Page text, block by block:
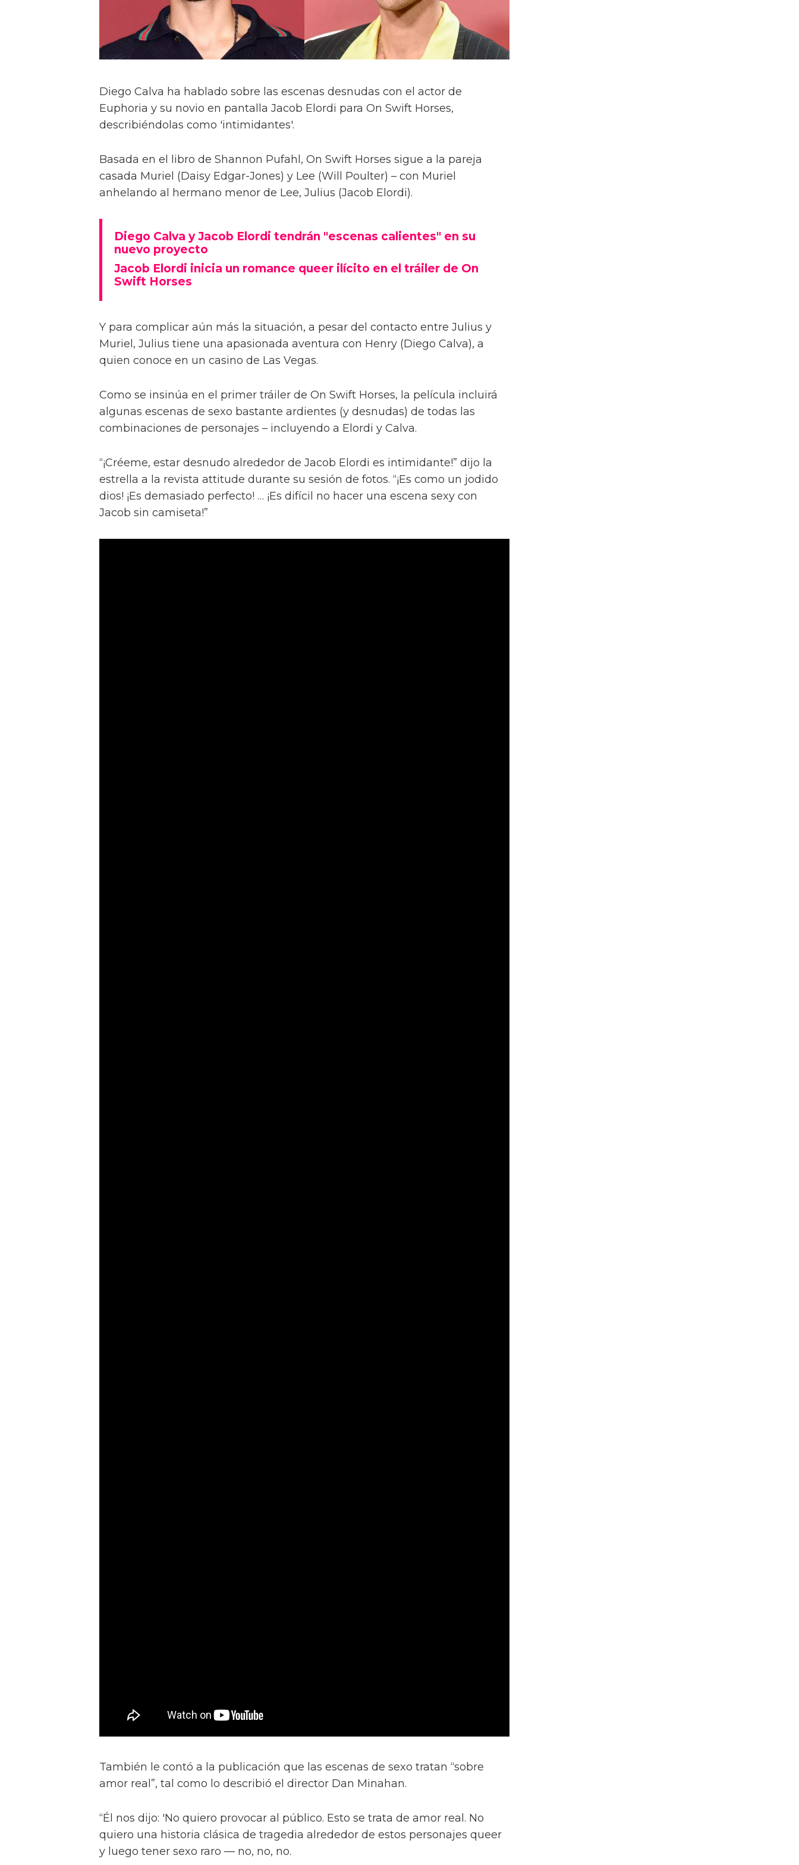
Diego Calva ha hablado sobre las escenas desnudas con el actor de
Euphoria y su novio en pantalla Jacob Elordi para On Swift Horses,
describiéndolas como 'intimidantes'.
Basada en el libro de Shannon Pufahl, On Swift Horses sigue a la pareja
casada Muriel (Daisy Edgar-Jones) y Lee (Will Poulter) – con Muriel
anhelando al hermano menor de Lee, Julius (Jacob Elordi).
Diego Calva y Jacob Elordi tendrán "escenas calientes" en su
nuevo proyecto
Jacob Elordi inicia un romance queer ilícito en el tráiler de On
Swift Horses
Y para complicar aún más la situación, a pesar del contacto entre Julius y
Muriel, Julius tiene una apasionada aventura con Henry (Diego Calva), a
quien conoce en un casino de Las Vegas.
Como se insinúa en el primer tráiler de On Swift Horses, la película incluirá
algunas escenas de sexo bastante ardientes (y desnudas) de todas las
combinaciones de personajes – incluyendo a Elordi y Calva.
“¡Créeme, estar desnudo alrededor de Jacob Elordi es intimidante!” dijo la
estrella a la revista attitude durante su sesión de fotos. “¡Es como un jodido
dios! ¡Es demasiado perfecto! … ¡Es difícil no hacer una escena sexy con
Jacob sin camiseta!”
También le contó a la publicación que las escenas de sexo tratan “sobre
amor real”, tal como lo describió el director Dan Minahan.
“Él nos dijo: 'No quiero provocar al público. Esto se trata de amor real. No
quiero una historia clásica de tragedia alrededor de estos personajes queer
y luego tener sexo raro — no, no, no.